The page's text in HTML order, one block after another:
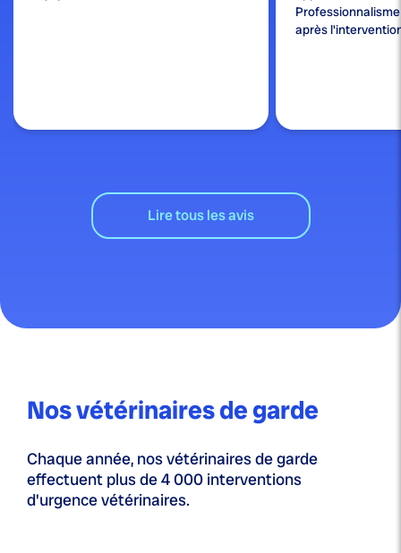
après
Lire tous les avis
Nos vétérinaires de garde
Chaque année, nos vétérinaires de garde
effectuent plus de 4 000 interventions
d'urgence vétérinaires.